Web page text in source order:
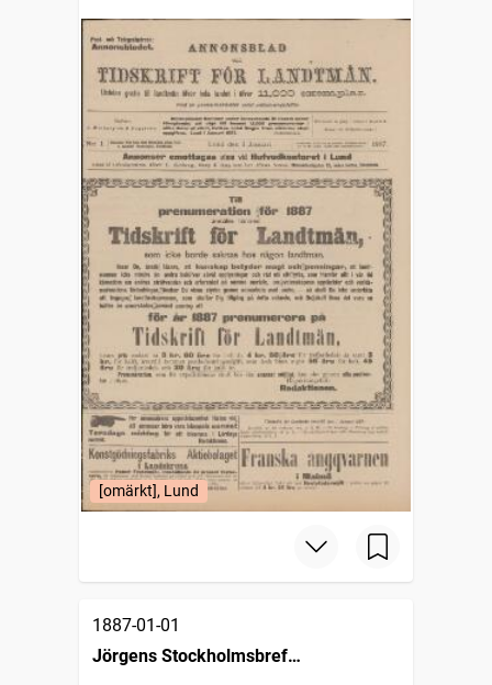
[omärkt], Lund
1887-01-01
Jörgens Stockholmsbref